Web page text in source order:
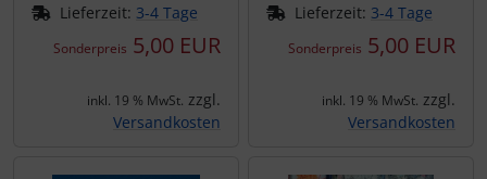
Lieferzeit: 3-4 Tage
Sonderpreis 5,00 EUR
inkl. 19 % MwSt. zzgl.
Versandkosten
Lieferzeit: 3-4 Tage
Sonderpreis 5,00 EUR
inkl. 19 % MwSt. zzgl.
Versandkosten